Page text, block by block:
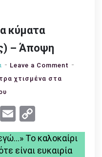
κύματα
– Άποψη
Leave a Comment on
–
χτισμένα στα
LinkedIn
Email
Link
Το καλοκαίρι
είναι ευκαιρία